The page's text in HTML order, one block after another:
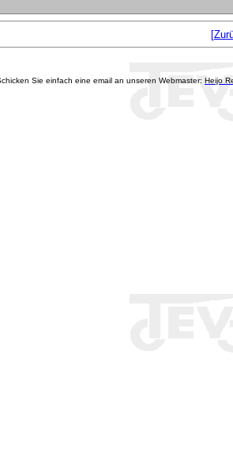
Sie einfach eine email an unseren Webmaster: Heijo